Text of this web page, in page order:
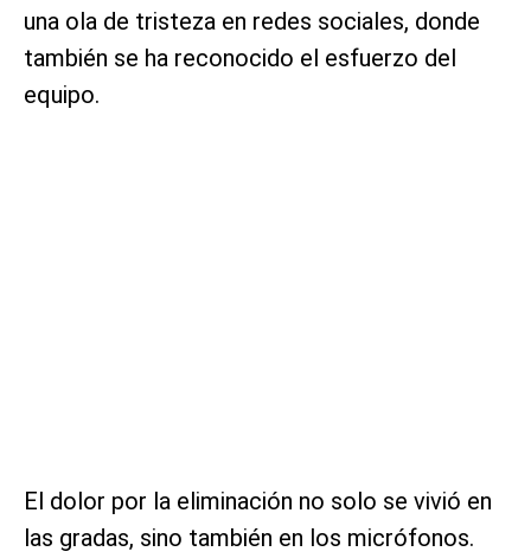
una ola de tristeza en redes sociales, donde
también se ha reconocido el esfuerzo del
equipo.
El dolor por la eliminación no solo se vivió en
las gradas, sino también en los micrófonos.